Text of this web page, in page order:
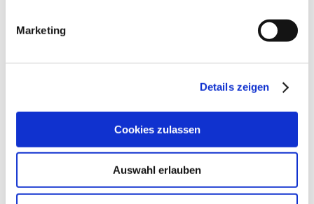
Marketing
Details zeigen
Cookies zulassen
Auswahl erlauben
Mia @ outdoor
Melli @ Studio
Petula @ Studio